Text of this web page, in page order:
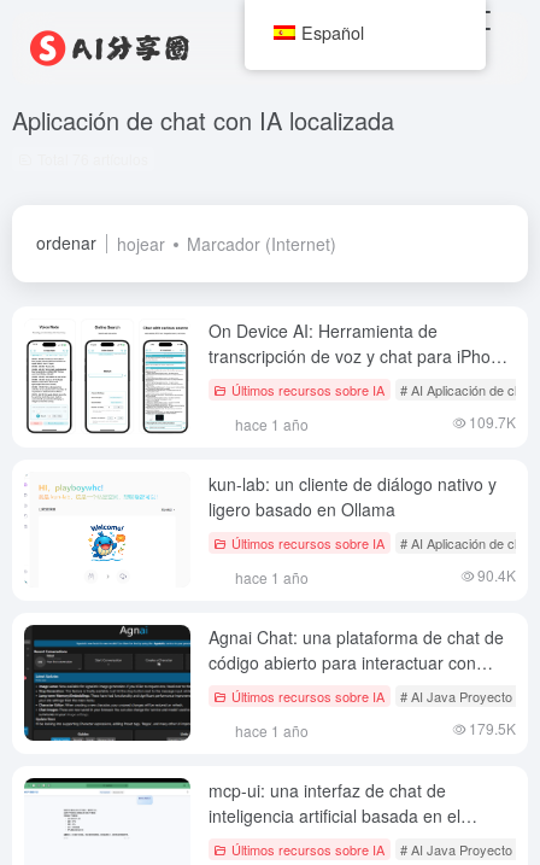
Aplicación de chat con IA localizada
ordenar hojear Marcador (Internet)
On Device AI: Herramienta de
transcripción de voz y chat para iPhone
Native Running
Últimos recursos sobre IA # AI Aplicación de chat
hace 1 año 109.7K
kun-lab: un cliente de diálogo nativo y
ligero basado en Ollama
Últimos recursos sobre IA # AI Aplicación de chat
hace 1 año 90.4K
Agnai Chat: una plataforma de chat de
código abierto para interactuar con
personajes de IA personalizados
Últimos recursos sobre IA # AI Java Proyecto de
hace 1 año 179.5K
mcp-ui: una interfaz de chat de
inteligencia artificial basada en el
protocolo MCP
Últimos recursos sobre IA # AI Java Proyecto de
Español